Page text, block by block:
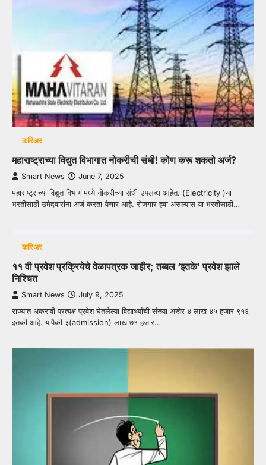
करिअर
महाराष्ट्राच्या विद्युत विभागात नोकरीची संधी! कोण करू शकतो अर्ज?
Smart News June 7, 2025
महाराष्ट्राच्या विद्युत विभागामध्ये नोकरीच्या संधी उपलब्ध आहेत. (Electricity )या
भरतीसाठी उमेदवारांना अर्ज करता येणार आहे. रोजगार हवा असल्यास या भरतीसाठी…
करिअर
११ वी प्रवेश प्रक्रियेचे वेळापत्रक जाहीर; तब्बल ‘इतके’ प्रवेश झाले
निश्चित
Smart News July 9, 2025
राज्यात अकरावी प्रत्यक्ष प्रवेश घेतलेल्या विद्यार्थ्यांची संख्या अखेर ४ लाख ४५ हजार ९१६
इतकी आहे. यापैकी ३(admission) लाख ७१ हजार…